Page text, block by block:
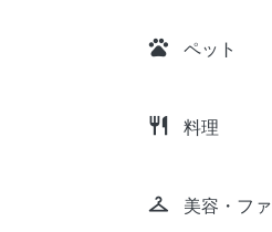
pets ペット
restaurant 料理
checkroom 美容・フ